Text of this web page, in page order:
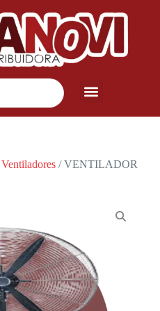
Ventiladores/ VENTILADOR